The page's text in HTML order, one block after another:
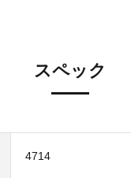
スペック
4714